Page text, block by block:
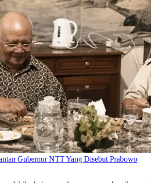
Gubernur NTT Yang Disebut Prabowo